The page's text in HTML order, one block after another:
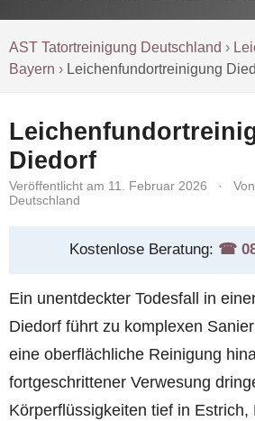
AST Tatortreinigung Deutschland ›
Bayern › Leichenfundortreinigung
Diedorf
Veröffentlicht am 11. Februar 2026 ·
Deutschland
Kostenlose Beratung: ☎︎
Ein unentdeckter Todesfall in
Diedorf führt zu komplexen
eine oberflächliche Reinigung
fortgeschrittener Verwesung
Körperflüssigkeiten tief in Estrich,